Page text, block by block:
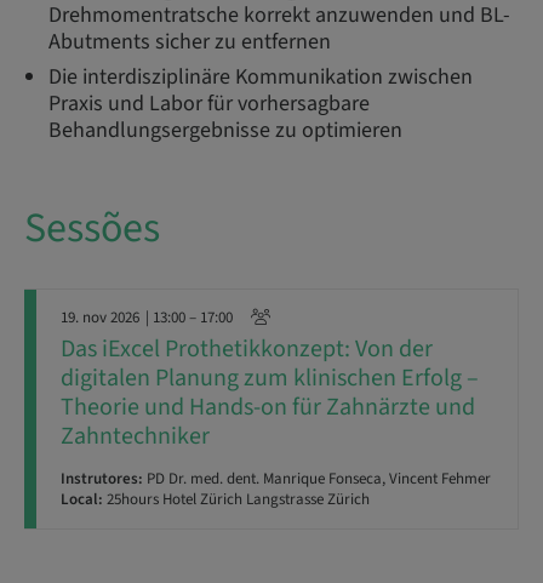
Drehmomentratsche korrekt anzuwenden und BL-
Abutments sicher zu entfernen
Die interdisziplinäre Kommunikation zwischen
Praxis und Labor für vorhersagbare
Behandlungsergebnisse zu optimieren
Sessões
19. nov 2026 | 13:00 – 17:00
Das iExcel Prothetikkonzept: Von der
digitalen Planung zum klinischen Erfolg –
Theorie und Hands-on für Zahnärzte und
Zahntechniker
Instrutores: PD Dr. med. dent. Manrique Fonseca, Vincent Fehmer
Local: 25hours Hotel Zürich Langstrasse Zürich